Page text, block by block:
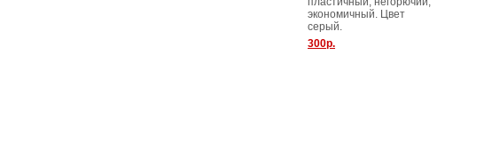
экономичный. Цвет
серый.
300р.